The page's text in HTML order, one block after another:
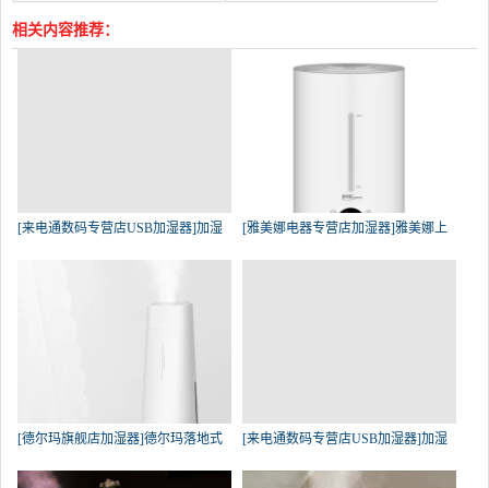
相关内容推荐：
[来电通数码专营店USB加湿器]加湿 [雅美娜电器专营店加湿器]雅美娜上
[德尔玛旗舰店加湿器]德尔玛落地式 [来电通数码专营店USB加湿器]加湿